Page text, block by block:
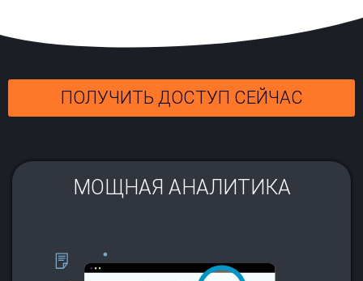
ПОЛУЧИТЬ ДОСТУП СЕЙЧАС
МОЩНАЯ АНАЛИТИКА​